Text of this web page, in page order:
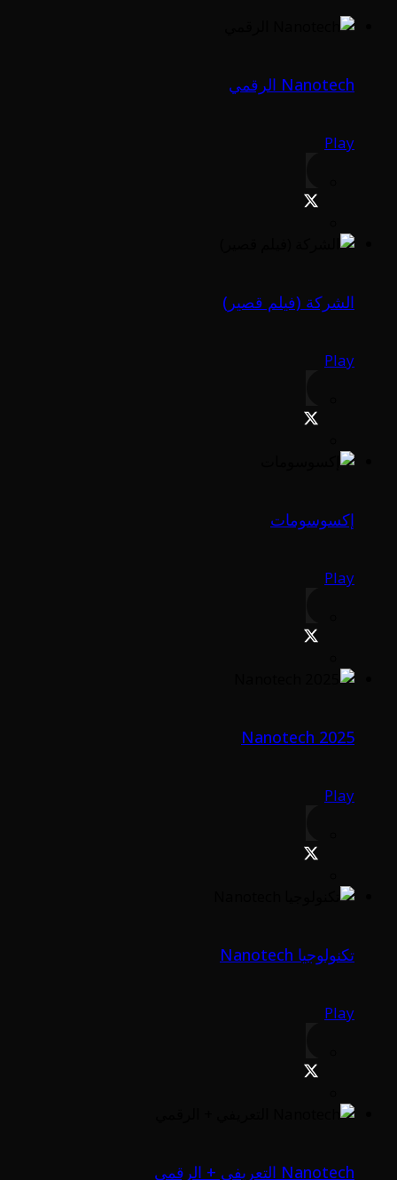
Nanotech الرقمي
Play
الشركة (فيلم قصير)
Play
إكسوسومات
Play
Nanotech 2025
Play
تكنولوجيا Nanotech
Play
Nanotech التعريفي + الرقمي